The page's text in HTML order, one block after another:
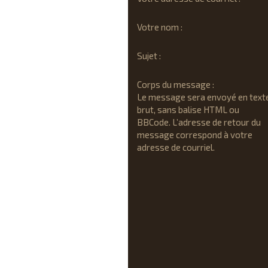
Votre nom :
Sujet :
Corps du message :
Le message sera envoyé en
brut, sans balise HTML ou
BBCode. L’adresse de retour du
message correspond à votre
adresse de courriel.